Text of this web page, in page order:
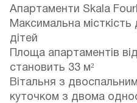
Апартаменти Skala
Максимальна
дітей
Площа апартаментів
становить 33 м²
Вітальня з
куточком з двома